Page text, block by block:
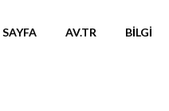
AV.TR BILGI